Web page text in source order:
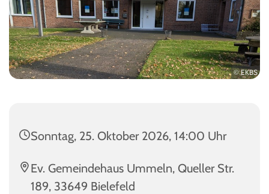
© EKBS
Sonntag, 25. Oktober 2026, 14:00 Uhr
Ev. Gemeindehaus Ummeln, Queller Str.
189, 33649 Bielefeld